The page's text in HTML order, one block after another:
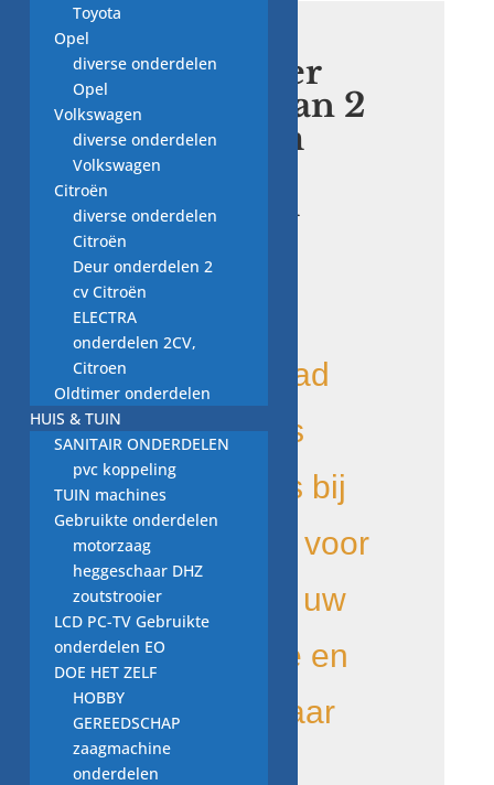
schokbreker
Suspa set van 2
stuks, 8mm
Miele ANS
120N 8mm
45008
€10,50
ruime voorraad
tweedehands
schokbrekers bij
Vewos. goed voor
het milieu en uw
portemonnee en
direct leverbaar
Toyota
Opel
diverse onderdelen
Opel
Volkswagen
diverse onderdelen
Volkswagen
Citroën
diverse onderdelen
Citroën
Deur onderdelen 2
cv Citroën
ELECTRA
onderdelen 2CV,
Citroen
Oldtimer onderdelen
HUIS & TUIN
SANITAIR ONDERDELEN
pvc koppeling
TUIN machines
Gebruikte onderdelen
motorzaag
heggeschaar DHZ
zoutstrooier
LCD PC-TV Gebruikte
onderdelen EO
DOE HET ZELF
HOBBY
GEREEDSCHAP
zaagmachine
onderdelen